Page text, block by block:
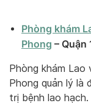
Phòng khám
Phong – Quận
Phòng khám Lao
Phong quản lý là
trị bệnh lao